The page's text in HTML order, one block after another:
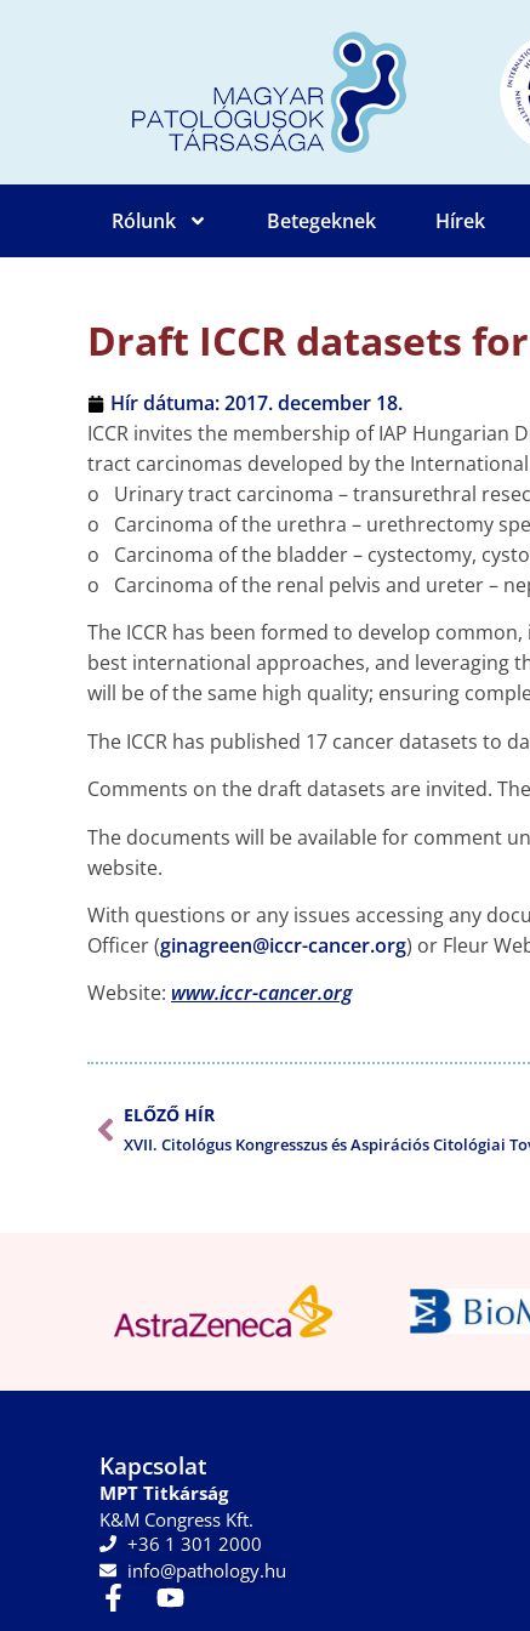
Rólunk Betegeknek Hírek
Draft ICCR datasets
Hír dátuma:2017. december 18.
ICCR invites the membership of IAP
tract carcinomas developed by the
o Urinary tract carcinoma – transurethral
o Carcinoma of the urethra – urethrectomy
o Carcinoma of the bladder – cystectomy,
o Carcinoma of the renal pelvis and ureter –
The ICCR has been formed to develop
best international approaches, and leveraging
will be of the same high quality; ensuring
The ICCR has published 17 cancer datasets to
Comments on the draft datasets are invited.
The documents will be available for comment
website.
With questions or any issues accessing any
Officer (ginagreen@iccr-cancer.org) or Fleur
Website: www.iccr-cancer.org
ELŐZŐ HÍR
XVII. Citológus Kongresszus és Aspirációs Citológiai
Kapcsolat
MPT Titkárság
K&M Congress Kft.
+36 1 301 2000
info@pathology.hu